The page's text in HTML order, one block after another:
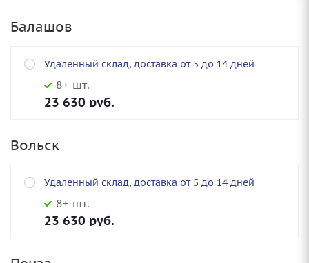
Балашов
Удаленный склад, доставка от 5 до 14 дней
8+ шт.
23 630 руб.
Вольск
Удаленный склад, доставка от 5 до 14 дней
8+ шт.
23 630 руб.